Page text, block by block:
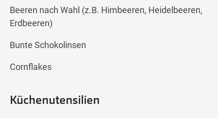
Beeren nach Wahl (z.B. Himbeeren, Heidelbeeren,
Erdbeeren)
Bunte Schokolinsen
Cornflakes
Küchenutensilien